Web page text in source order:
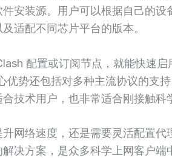
安装源。用户可以根据自己的设
适配不同芯片平台的版本。
配置或订阅节点，就能快速启
优势还包括对多种主流协议的支
技术用户，也非常适合刚接触科
网络速度，还是需要灵活配置代
决方案，是众多科学上网客户端